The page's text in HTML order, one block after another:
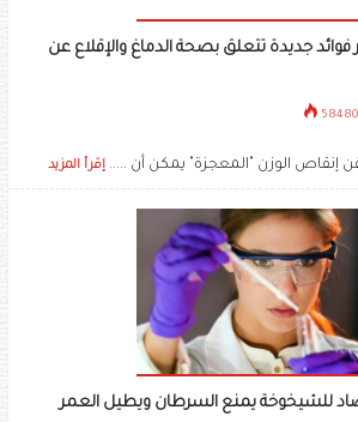
فوائد جديدة تتعلق بصحة الدماغ والإقلاع عن
58480
إنقاص الوزن "المعجزة" يمكن أن ..... إقرأ المزيد
للشيخوخة يمنع السرطان ويطيل العمر